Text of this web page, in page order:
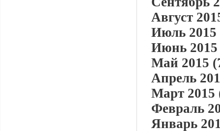
Август
Июль 2015
Июнь 2015
Май 2015
Апрель
Март 2015
Февраль
Январь